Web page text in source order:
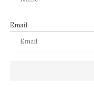
Email